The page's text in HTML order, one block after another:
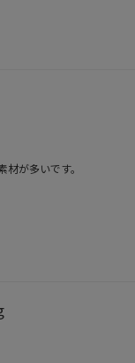
が多いです。